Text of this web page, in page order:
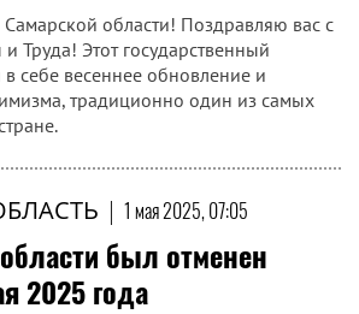
области! Поздравляю вас с
Труда! Этот государственный
себе весеннее обновление и
традиционно один из самых
| 1 мая 2025, 07:05
был отменен
2025 года